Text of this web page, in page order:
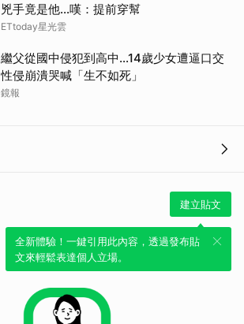
兇手竟是他...嘆：提前穿幫
ETtoday星光雲
繼父從國中侵犯到高中…14歲少女遭逼口交
性侵崩潰哭喊「生不如死」
鏡報
建立貼文
全新體驗！一鍵引用此內容，透過發布貼
文來輕鬆表達個人立場。